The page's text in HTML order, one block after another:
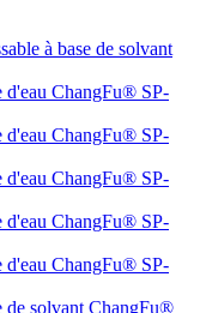
à base de solvant
d'eau ChangFu® SP-
d'eau ChangFu® SP-
d'eau ChangFu® SP-
d'eau ChangFu® SP-
d'eau ChangFu® SP-
de solvant ChangFu®